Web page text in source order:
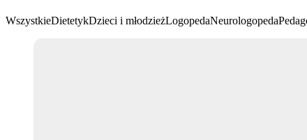
WszystkieDietetykDzieci i młodzieżLogopedaNeurologopeda